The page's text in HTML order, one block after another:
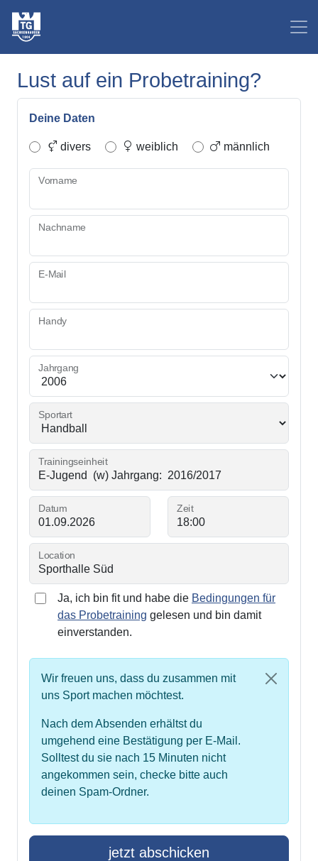
Lust auf ein Probetraining?
Deine Daten
divers weiblich männlich
Vorname
Nachname
E-Mail
Handy
Jahrgang
Sportart
Trainingseinheit
Datum Zeit
Location
Ja, ich bin fit und habe die Bedingungen für
das Probetraining gelesen und bin damit
einverstanden.
Wir freuen uns, dass du zusammen mit
uns Sport machen möchtest.
Nach dem Absenden erhältst du
umgehend eine Bestätigung per E-Mail.
Solltest du sie nach 15 Minuten nicht
angekommen sein, checke bitte auch
deinen Spam-Ordner.
jetzt abschicken